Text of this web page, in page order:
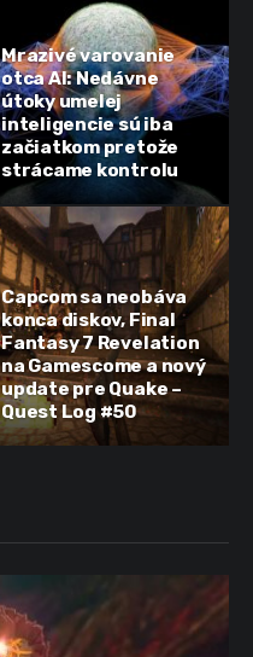
Mrazivé varovanie
otca AI: Nedávne
útoky umelej
inteligencie sú iba
začiatkom pretože
strácame kontrolu
Capcom sa neobáva
konca diskov, Final
Fantasy 7 Revelation
na Gamescome a nový
update pre Quake –
Quest Log #50